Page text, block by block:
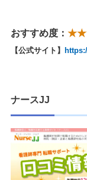
おすすめ度：
【公式サイト】
ナースJJ